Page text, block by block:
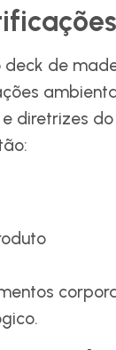
de
e diretrizes do